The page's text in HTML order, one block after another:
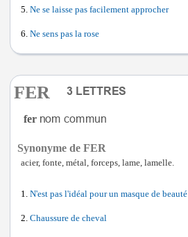
Ne se laisse pas facilement approcher
Ne sens pas la rose
FER
fer
Synonyme de FER
acier, fonte, métal, forceps, lame, lamelle.
N'est pas l'idéal pour un masque de beauté
Chaussure de cheval